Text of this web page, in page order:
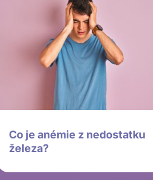
Co je anémie z nedostatku
železa?